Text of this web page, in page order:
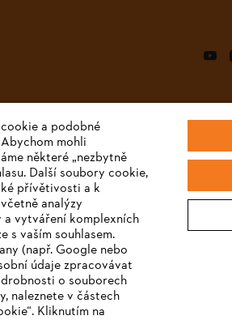
a podobné
mohli
některé „nezbytně
Další soubory cookie,
přívětivosti a k
analýzy
a vytváření komplexních
s vaším souhlasem.
(např. Google nebo
údaje zpracovávat
o souborech
naleznete v částech
Kliknutím na